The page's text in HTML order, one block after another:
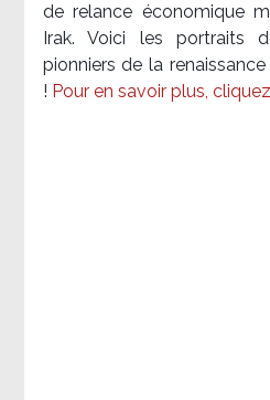
de relance économique
Irak. Voici les portraits
pionniers de la
! Pour en savoir plus,